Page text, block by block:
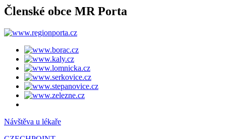
Členské obce MR Porta
Návštěva u lékaře